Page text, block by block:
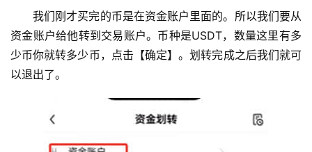
我们刚才买完的币是在资金账户里面的。所以我们要从
资金账户给他转到交易账户。币种是USDT，数量这里有多
少币你就转多少币，点击【确定】。划转完成之后我们就可
以退出了。